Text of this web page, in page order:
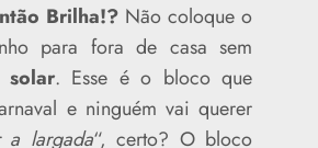
Brilha!? Não coloque o
para fora de casa sem
solar. Esse é o bloco que
e ninguém vai querer
a largada“, certo? O bloco